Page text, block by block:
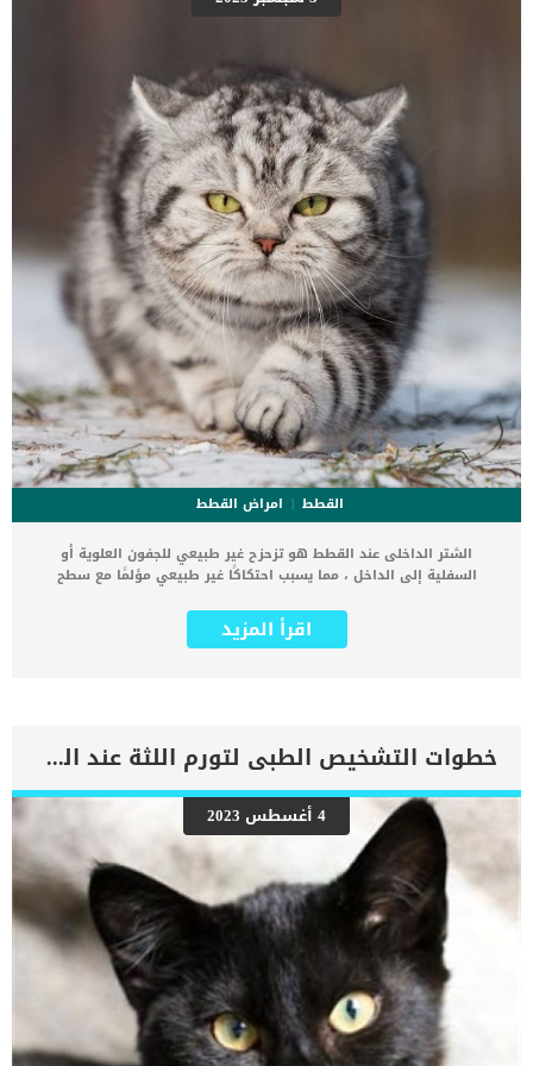
وكذلك قد تكون بسبب السمنة. نلخص لكم الأسباب كالتالي: مشاكل في
التمثيل الغذائي للدهون (قد تكون مشكلة وراثية). كسل في المرارة. […]
القطط
امراض القطط
الشتر الداخلى عند القطط هو تزحزح غير طبيعي للجفون العلوية أو
السفلية إلى الداخل ، مما يسبب احتكاكًا غير طبيعي مؤلمًا مع سطح
المنحني الواضح من العين. الشتر الداخلي للجفن السفلي هو الأكثر شيوعًا
، ويحدث عادةً باتجاه الحافة الخارجية للعين. كما قد يؤدي التدحرج غير
قطط الهيمالايا والفارسية. اعراض الشتر الداخلى عند القطط حول العينين
إفرازات العين فرك العين السيلان الانفي تورم الجفون عيون حمراء
تشنجات الجفن رفع الجفن الثالث التهاب الملتحمة القرنية الغائمة التقرح
اقرأ ايضا: عيون قطتي تدمع .. ما الحل ؟ الاسباب الكامنة خلف الشاتر
الداخلى عند القطط هناك 3 اسباب اساسية تكمن خلف هذه المشكلة التى
تصيب العين عند القطط وهى كالتالى: _الشاتر الخلقى ويمكن اكتشافه
بمرجد مرور اسبوعين من عمر القطة. _كما ان الشاتر التشريحى ويحدث هذا
النوع في كثير من الأحيان مع السلالات العضدية الرأس ، _الشاتر
المكتسب, واسبابه: امراض العينالتهيج المزمن للعينندوب العين تشخيص
الطبيب البيطرى لحالة […]
اقرأ المزيد
خطوات التشخيص الطبى لتورم اللثة عند القطط
4 أغسطس 2023